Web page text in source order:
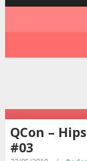
QCon –
#03